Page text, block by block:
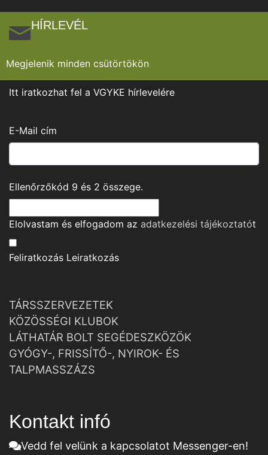
HÍRLEVÉL
Megjelenik minden csütörtökön
Itt iratkozhat fel a VGYKE hírlevelére
E-Mail cím
Ellenőrzőkód 9 és 2 összege.
Elolvastam és elfogadom az adatkezelési tájékoztatót
Feliratkozás Leiratkozás
TÁRSSZERVEZETEK
KÖZÖSSÉGI KLUBOK
LÁTHATÁR BOLT SEGÉDESZKÖZÖK
GYÓGY-, FRISSÍTŐ-, NYIROK- ÉS
TALPMASSZÁZS
Kontakt infó
Vedd fel velünk a kapcsolatot Messenger-en!